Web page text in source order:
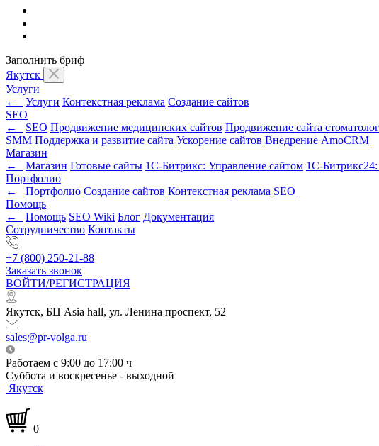
Заполнить бриф
Якутск
Услуги
←
Услуги Контекстная реклама Создание сайтов
SEO
←
SEO Продвижение медицинских сайтов Продвижение сайта
SMM Поддержка и развитие сайта Ускорение сайтов Внедрение AmoCRM
Магазин
←
Магазин Готовые сайты 1С-Битрикс: Управление сайтом 1С-
Портфолио
←
Портфолио Создание сайтов Контекстная реклама SEO
Помощь
←
Помощь SEO Wiki Блог Документация
Сотрудничество Контакты
+7 (800) 250-21-88
Заказать звонок
ВОЙТИ/РЕГИСТРАЦИЯ
Якутск, БЦ Asia hall, ул. Ленина проспект, 52
sales@pr-volga.ru
Работаем с 9:00 до 17:00 ч
Суббота и воскресенье - выходной
Якутск
0